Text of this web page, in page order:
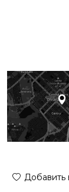
Добавить